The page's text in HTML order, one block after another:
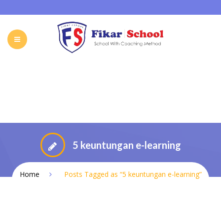
FIKAR SCHOOL ONLINE CONTACT INDONESIA
5 keuntungan e-learning
Home Posts Tagged as “5 keuntungan e-learning”